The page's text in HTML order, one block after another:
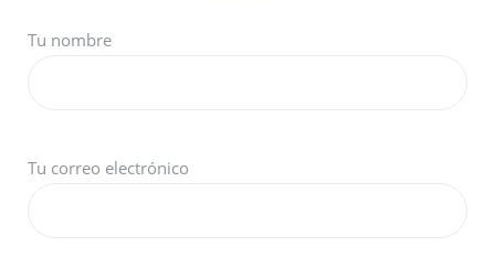
Tu nombre
Tu correo electrónico